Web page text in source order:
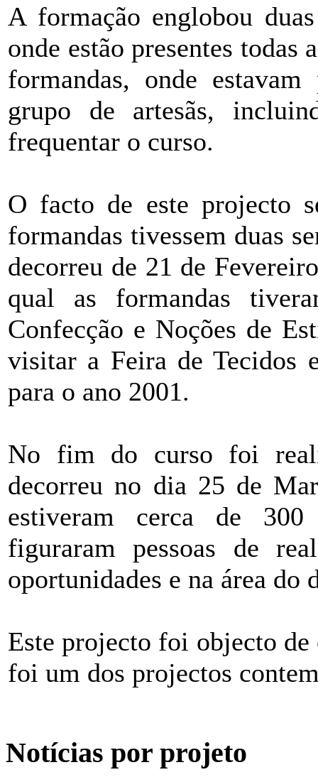
A formação englobou
onde estão presentes todas
formandas, onde
grupo de artesãs,
frequentar o curso.
O facto de este projecto
formandas tivessem duas
decorreu de 21 de
qual as formandas
Confecção e Noções de
visitar a Feira de Tecidos
para o ano 2001.
No fim do curso foi
decorreu no dia 25 de
estiveram cerca de 300
figuraram pessoas de
oportunidades e na área do
Este projecto foi objecto de
foi um dos projectos
Notícias por projeto